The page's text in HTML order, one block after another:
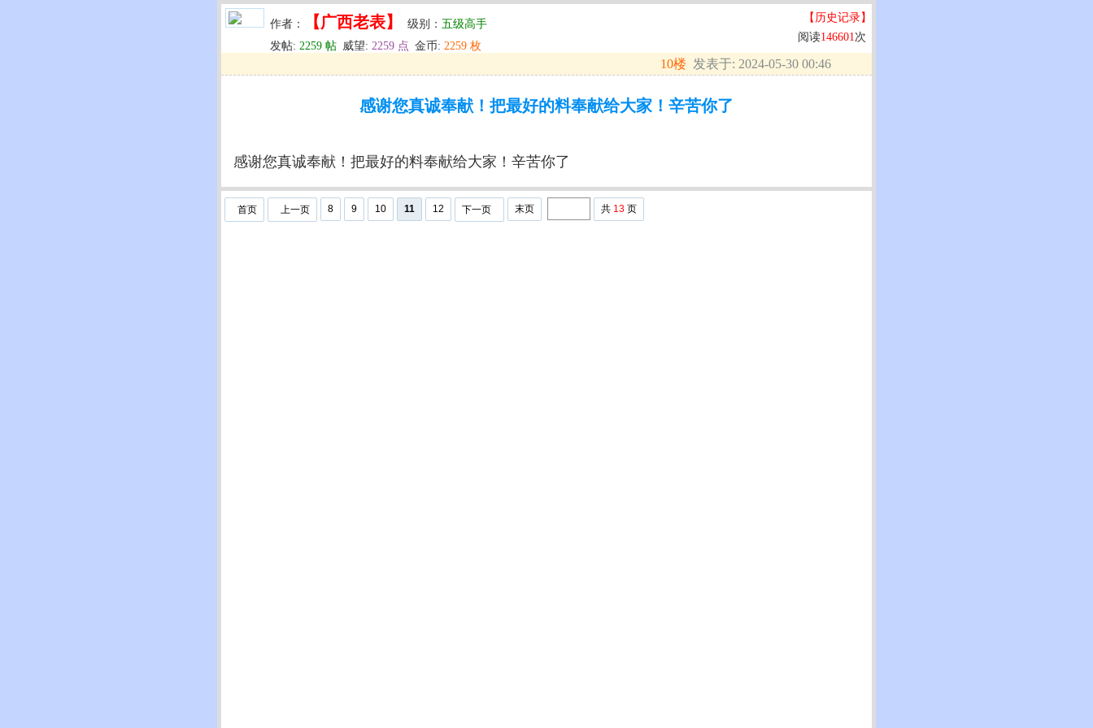
作者： 【广西老表】 级别： 五级高手
发帖: 2259 帖 威望: 2259 点 金币: 2259 枚
【历史记录】
阅读146601次
10楼 发表于: 2024-05-30 00:46
感谢您真诚奉献！把最好的料奉献给大家！辛苦你了
感谢您真诚奉献！把最好的料奉献给大家！辛苦你了
首页 上一页 8 9 10 11 12 下一页 末页 共 13 页